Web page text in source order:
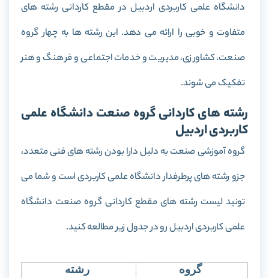
دانشگاه علمی کاربردی اردبیل در مقطع کاردانی رشته های
متفاوت و خوبی را ارائه می دهد. این رشته ها به چهار گروه
صنعت، کشاورزی، مدیریت و خدمات اجتماعی و فرهنگ و هنر
تفکیک می شوند.
رشته های کاردانی گروه صنعت دانشگاه علمی
کاربردی اردبیل
گروه آموزشی صنعت به دلیل دارا بودن رشته های فنی متعدد،
جزو رشته های پرطرفدار دانشگاه علمی کاربردی است و شما می
تونید لیست رشته های مقطع کاردانی گروه صنعت دانشگاه
علمی کاربردی اردبیل رو در جدول زیر مطالعه کنید.
گروه رشته